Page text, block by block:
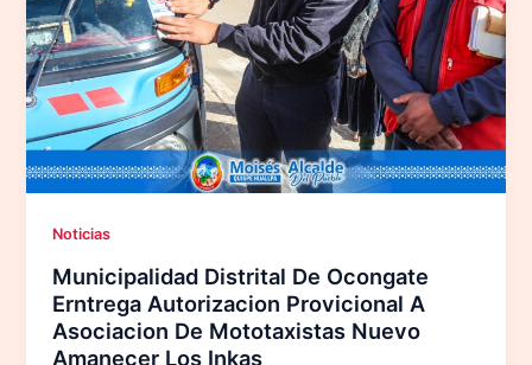
Noticias
Municipalidad Distrital De Ocongate
Erntrega Autorizacion Provicional A
Asociacion De Mototaxistas Nuevo
Amanecer Los Inkas